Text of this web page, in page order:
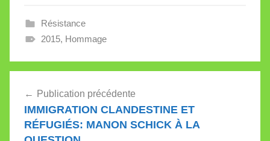
Résistance
2015, Hommage
de
l’article
Publication précédente
IMMIGRATION CLANDESTINE ET
RÉFUGIÉS: MANON SCHICK À LA